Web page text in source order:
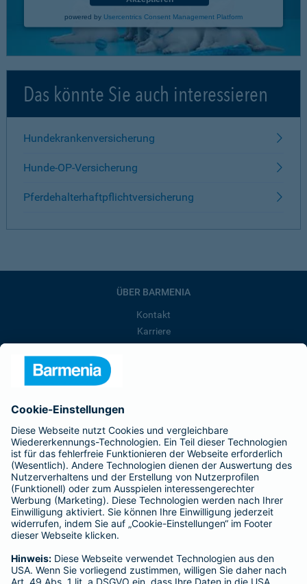
powered by Usercentrics Consent Management Platform
Das könnte Sie auch interessieren
Hundekrankenversicherung
Hunde-OP-Versicherung
Pferdehalterhaftpflichtversicherung
ÜBER BARMENIA
Kontakt
Karriere
Barmenia ist Teil der BarmeniaGothaer
BELIEBTE SEITEN
Kranken-Zusatzversicherung
Tierversicherungen
Haftpflichtversicherung
Hausratversicherung
Adresse ändern